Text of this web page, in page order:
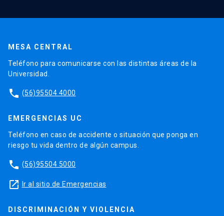
MESA CENTRAL
Teléfono para comunicarse con las distintas áreas de la
Universidad.
phone (56)95504 4000
EMERGENCIAS UC
Teléfono en caso de accidente o situación que ponga en
riesgo tu vida dentro de algún campus.
phone (56)95504 5000
launch Ir al sitio de Emergencias
DISCRIMINACIÓN Y VIOLENCIA